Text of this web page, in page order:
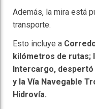
Además, la mira está
transporte.
Esto incluye a
kilómetros de rutas;
Intercargo,
y la Vía Navegable
Hidrovía.